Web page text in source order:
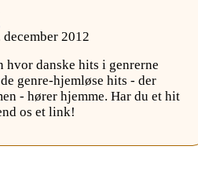
2012
hvor danske hits i genrerne
genre-hjemløse hits - der
- hører hjemme. Har du et hit
os et link!